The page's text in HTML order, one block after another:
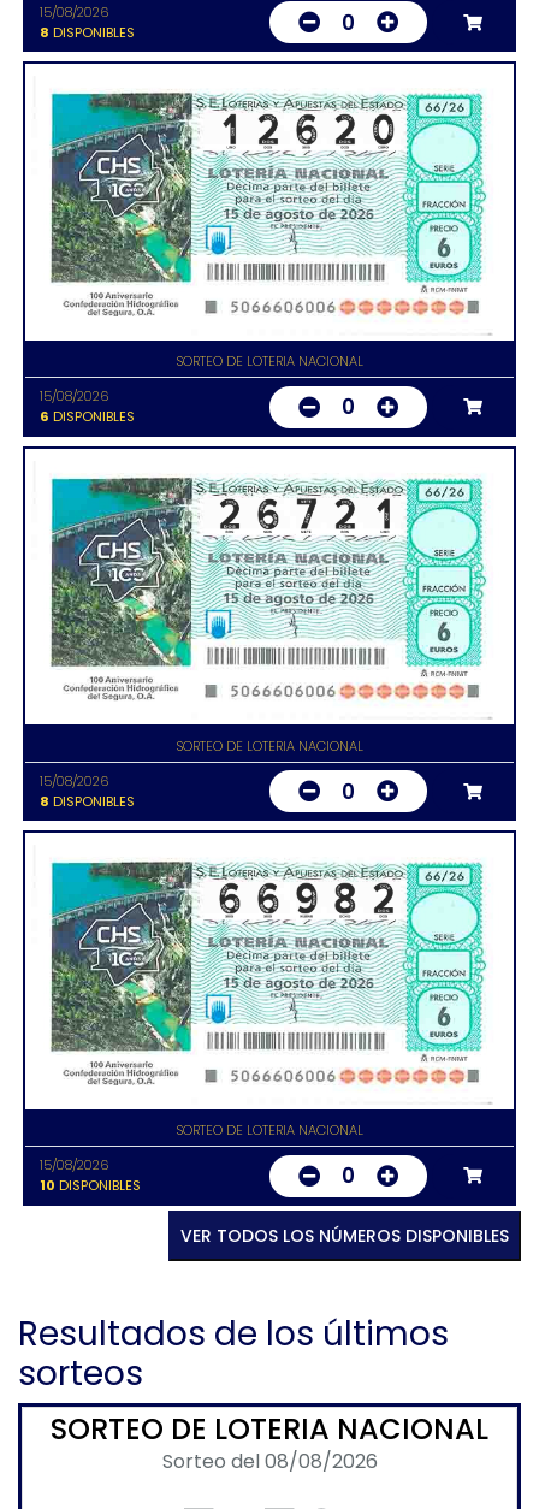
15/08/2026
8 DISPONIBLES 0
SORTEO DE LOTERIA NACIONAL
15/08/2026
6 DISPONIBLES 0
SORTEO DE LOTERIA NACIONAL
15/08/2026
8 DISPONIBLES 0
SORTEO DE LOTERIA NACIONAL
15/08/2026
10 DISPONIBLES 0
VER TODOS LOS NÚMEROS DISPONIBLES
Resultados de los últimos
sorteos
SORTEO DE LOTERIA NACIONAL
Sorteo del 08/08/2026